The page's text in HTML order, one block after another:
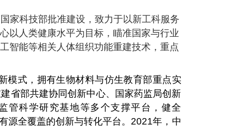
家科技部批准建设，致力于以新工科服务
以人类健康水平为目标，瞄准国家与行业
智能等相关人体组织功能重建技术，重点
模式，拥有生物材料与仿生教育部重点实
省部共建协同创新中心、国家药监局创新
管科学研究基地等多个支撑平台，健全
源全覆盖的创新与转化平台。 2021年，中